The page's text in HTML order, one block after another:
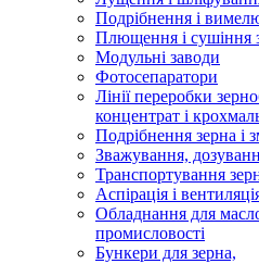
Подрібнення і
Плющення і сушіння
Модульні заводи
Фотосепаратори
Лінії переробки
концентрат і
Подрібнення зерна і
Зважування,
Транспортування
Аспірація і
Обладнання для
промисловості
Бункери для зерна,